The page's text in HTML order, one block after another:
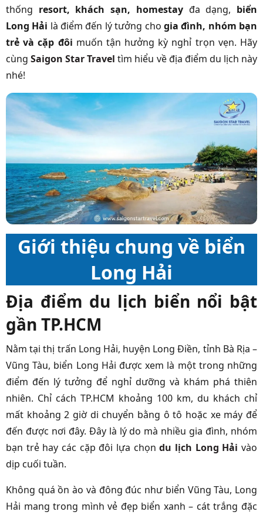
thống resort, khách sạn, homestayđa dạng, biển
Long Hải là điểm đến lý tưởng cho gia đình, nhóm bạn
trẻ và cặp đôi muốn tận hưởng kỳ nghỉ trọn vẹn. Hãy
cùngSaigon Star Travel tìm hiểu về địa điểm du lịch này
nhé!
Giới thiệu chung về biển
Long Hải
Địa điểm du lịch biển nổi bật
gần TP.HCM
Nằm tại thị trấn Long Hải, huyện Long Điền, tỉnh Bà Rịa –
Vũng Tàu, biển Long Hải được xem là một trong những
điểm đến lý tưởng để nghỉ dưỡng và khám phá thiên
nhiên. Chỉ cách TP.HCM khoảng 100 km, du khách chỉ
mất khoảng 2 giờ di chuyển bằng ô tô hoặc xe máy để
đến được nơi đây. Đây là lý do mà nhiều gia đình, nhóm
bạn trẻ hay các cặp đôi lựa chọndu lịch Long Hải vào
dịp cuối tuần.
Không quá ồn ào và đông đúc như biển Vũng Tàu, Long
Hải mang trong mình vẻ đẹp biển xanh – cát trắng đặc